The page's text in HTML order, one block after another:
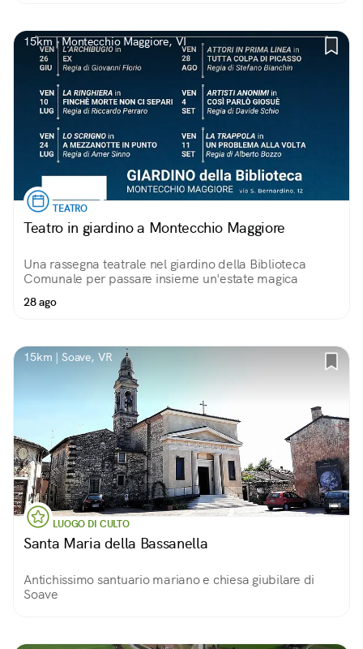
15km | Montecchio Maggiore, VI
TEATRO
Teatro in giardino a Montecchio Maggiore
Una rassegna teatrale nel giardino della Biblioteca
Comunale per passare insieme un'estate magica
28 ago
15km | Soave, VR
LUOGO DI CULTO
Santa Maria della Bassanella
Antichissimo santuario mariano e chiesa giubilare di
Soave